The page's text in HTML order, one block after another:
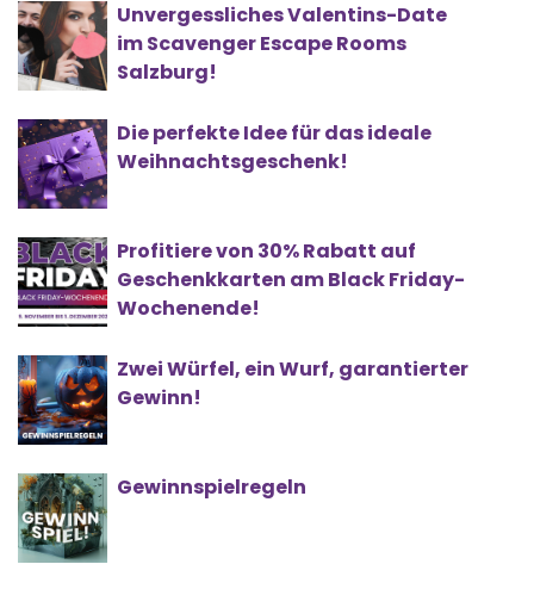
Unvergessliches Valentins-Date
im Scavenger Escape Rooms
Salzburg!
Die perfekte Idee für das ideale
Weihnachtsgeschenk!
Profitiere von 30% Rabatt auf
Geschenkkarten am Black Friday-
Wochenende!
Zwei Würfel, ein Wurf, garantierter
Gewinn!
Gewinnspielregeln